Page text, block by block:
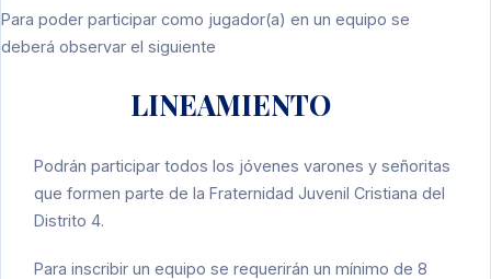
Para poder participar como jugador(a) en un equipo se
deberá observar el siguiente
LINEAMIENTO
Podrán participar todos los jóvenes varones y señoritas
que formen parte de la Fraternidad Juvenil Cristiana del
Distrito 4.
Para inscribir un equipo se requerirán un mínimo de 8